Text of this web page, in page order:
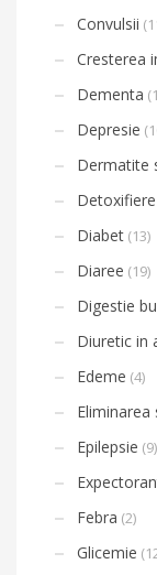
Convulsii
Cresterea
Dementa
Depresie
Dermatite
Detoxifiere
Diabet (13)
Diaree (19)
Digestie
Diuretic in
Edeme (4)
Eliminarea
Epilepsie (9)
Febra (2)
Glicemie